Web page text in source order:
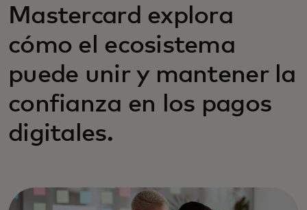
Mastercard explora
cómo el ecosistema
puede unir y mantener la
confianza en los pagos
digitales.